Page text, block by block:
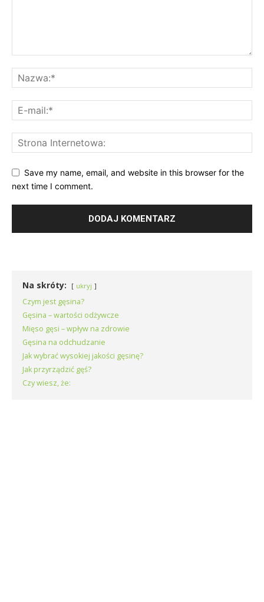
Save my name, email, and website in this browser for the
next time I comment.
Na skróty: ukryj
Czym jest gęsina?
Gęsina – wartości odżywcze
Mięso gęsi – wpływ na zdrowie
Gęsina na odchudzanie
Jak wybrać wysokiej jakości gęsinę?
Jak przyrządzić gęś?
Czy wiesz, że: